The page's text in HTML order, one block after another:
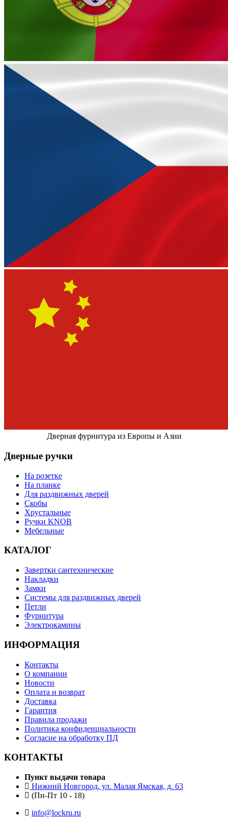
Дверная фурнитура из Европы и Азии
Дверные ручки
На розетке
На планке
Для раздвижных дверей
Скобы
Хрустальные
Ручки KNOB
Мебельные
КАТАЛОГ
Завертки сантехнические
Накладки
Замки
Системы для раздвижных дверей
Петли
Фурнитура
Электрокамины
ИНФОРМАЦИЯ
Контакты
О компании
Новости
Оплата и возврат
Доставка
Гарантия
Правила продажи
Политика конфиденциальности
Согласие на обработку ПД
КОНТАКТЫ
Пункт выдачи товара
Нижний Новгород, ул. Малая Ямская, д. 63
(Пн-Пт 10 - 18)
info@lockru.ru